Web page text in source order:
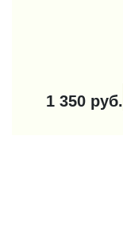
1 350 руб.